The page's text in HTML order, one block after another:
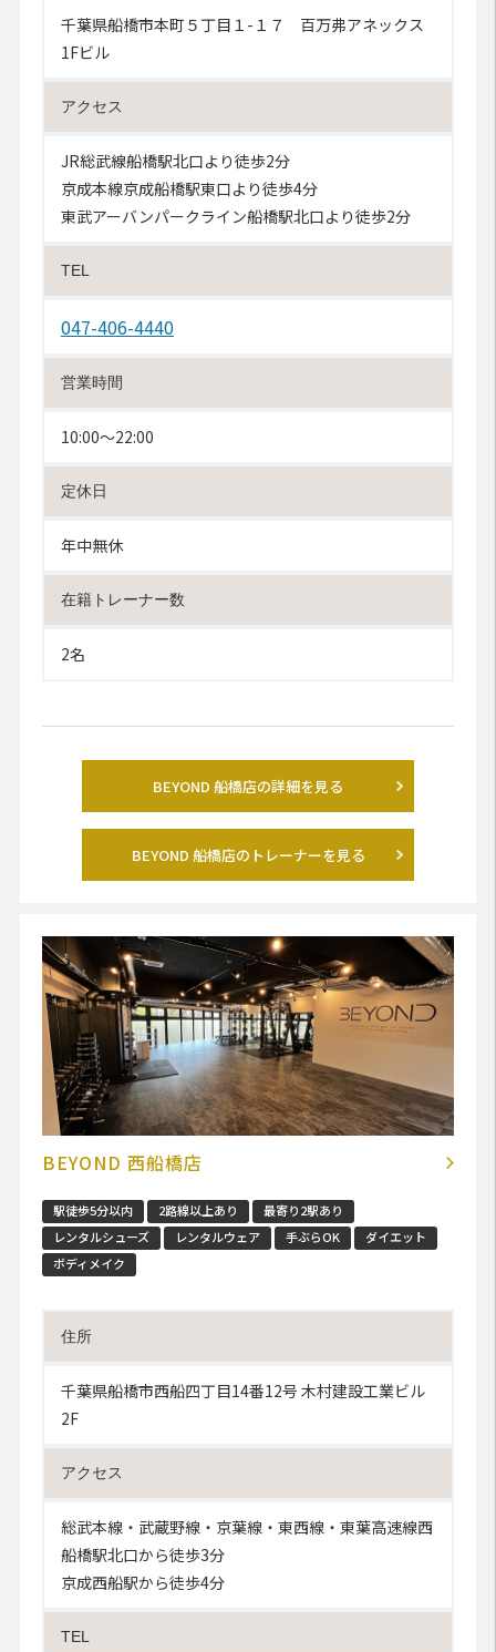
千葉県船橋市本町５丁目１-１７ 百万弗アネックス
1Fビル
アクセス
JR総武線船橋駅北口より徒歩2分
京成本線京成船橋駅東口より徒歩4分
東武アーバンパークライン船橋駅北口より徒歩2分
TEL
047-406-4440
営業時間
10:00〜22:00
定休日
年中無休
在籍トレーナー数
2名
BEYOND 船橋店の詳細を見る
BEYOND 船橋店のトレーナーを見る
BEYOND 西船橋店
駅徒歩5分以内 2路線以上あり
最寄り2駅あり
レンタルシューズ
レンタルウェア 手ぶらOK
ダイエット
ボディメイク
住所
千葉県船橋市西船四丁目14番12号 木村建設工業ビル
2F
アクセス
総武本線・武蔵野線・京葉線・東西線・東葉高速線西
船橋駅北口から徒歩3分
京成西船駅から徒歩4分
TEL